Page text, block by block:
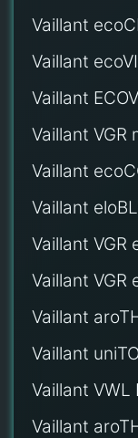
Vaillant
Vaillant
Vaillant
Vaillant VGR
Vaillant
Vaillant
Vaillant VGR
Vaillant VGR
Vaillant
Vaillant
Vaillant VWL
Vaillant